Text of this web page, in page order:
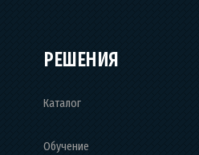
РЕШЕНИЯ
Каталог
Обучение